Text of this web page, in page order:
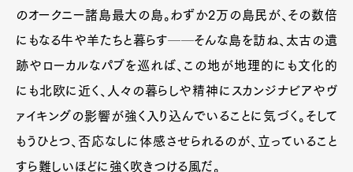
のオークニー諸島最大の島。わずか2万の島民が、その数倍
にもなる牛や羊たちと暮らす──そんな島を訪ね、太古の遺
跡やローカルなパブを巡れば、この地が地理的にも文化的
にも北欧に近く、人々の暮らしや精神にスカンジナビアやヴ
ァイキングの影響が強く入り込んでいることに気づく。そして
もうひとつ、否応なしに体感させられるのが、立っていること
すら難しいほどに強く吹きつける風だ。